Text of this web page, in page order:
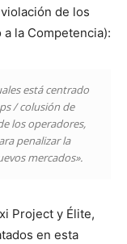
de los
la Competencia):
está centrado
/ colusión de
los operadores,
penalizar la
mercados».
Project y Élite,
en esta